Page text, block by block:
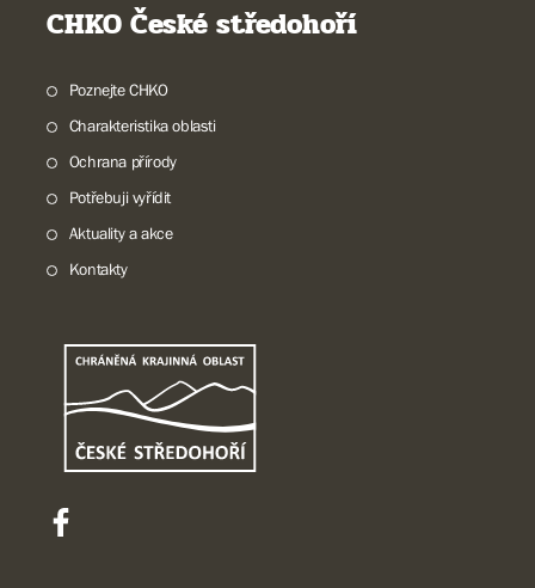
CHKO České středohoří
Poznejte CHKO
Charakteristika oblasti
Ochrana přírody
Potřebuji vyřídit
Aktuality a akce
Kontakty